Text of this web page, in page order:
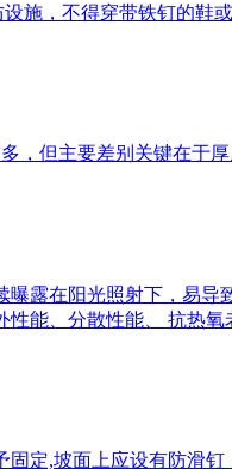
施，不得穿带铁钉的鞋
但主要差别关键在于厚
露在阳光照射下，易
能、分散性能、 抗热氧
定,坡面上应设有防滑钉